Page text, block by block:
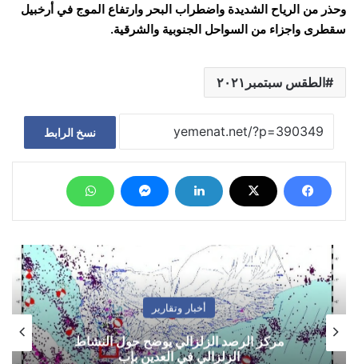
وحذر من الرياح الشديدة واضطراب البحر وارتفاع الموج في أرخبيل
سقطرى واجزاء من السواحل الجنوبية والشرقية.
الطقس سبتمبر٢٠٢١
نسخ الرابط
أخبار وتقارير
مركز الرصد الزلزالي يوضح حول النشاط
الزلزالي في العدين بإب